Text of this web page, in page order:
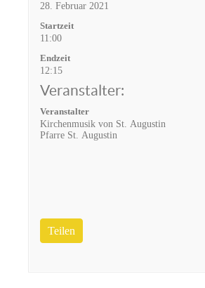
28. Februar 2021
Startzeit
11:00
Endzeit
12:15
Veranstalter:
Veranstalter
Kirchenmusik von St. Augustin
Pfarre St. Augustin
Teilen